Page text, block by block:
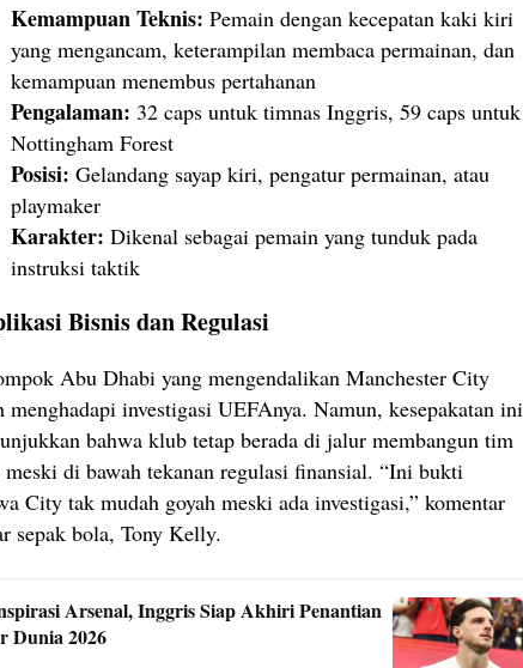
Kemampuan Teknis: Pemain dengan kecepatan kaki kiri
yang mengancam, keterampilan membaca permainan, dan
kemampuan menembus pertahanan
Pengalaman: 32 caps untuk timnas Inggris, 59 caps untuk
Nottingham Forest
Posisi: Gelandang sayap kiri, pengatur permainan, atau
playmaker
Karakter: Dikenal sebagai pemain yang tunduk pada
instruksi taktik
Bisnis dan Regulasi
Abu Dhabi yang mengendalikan Manchester City
menghadapi investigasi UEFAnya. Namun, kesepakatan ini
bahwa klub tetap berada di jalur membangun tim
di bawah tekanan regulasi finansial. “Ini bukti
City tak mudah goyah meski ada investigasi,” komentar
sepak bola, Tony Kelly.
Arsenal, Inggris Siap Akhiri Penantian
Dunia 2026